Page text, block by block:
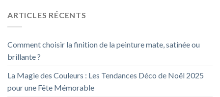
ARTICLES RÉCENTS
Comment choisir la finition de la peinture mate, satinée ou
brillante ?
La Magie des Couleurs : Les Tendances Déco de Noël 2025
pour une Fête Mémorable